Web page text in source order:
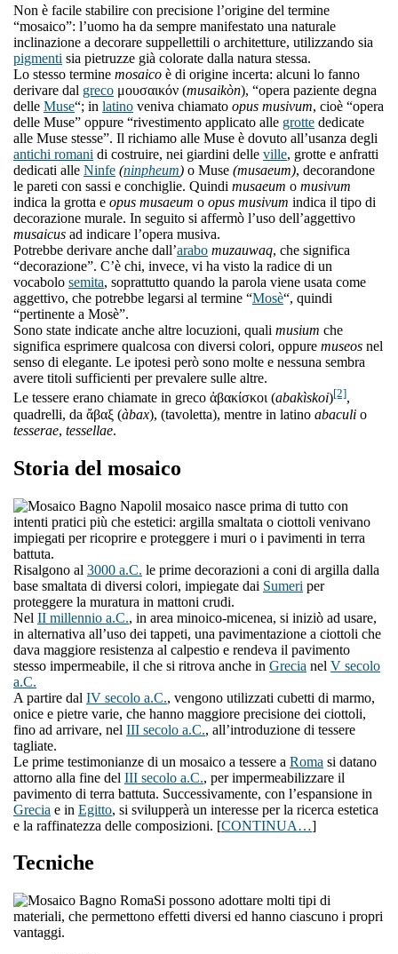
Non è facile stabilire con precisione l’origine del termine
“mosaico”: l’uomo ha da sempre manifestato una naturale
inclinazione a decorare suppellettili o architetture, utilizzando sia
pigmenti sia pietruzze già colorate dalla natura stessa.
Lo stesso termine mosaico è di origine incerta: alcuni lo fanno
derivare dal greco μουσαικόν (musaikòn), “opera paziente degna
delle Muse“; in latino veniva chiamato opus musivum, cioè “opera
delle Muse” oppure “rivestimento applicato alle grotte dedicate
alle Muse stesse”. Il richiamo alle Muse è dovuto all’usanza degli
antichi romani di costruire, nei giardini delle ville, grotte e anfratti
dedicati alle Ninfe (ninpheum) o Muse (musaeum), decorandone
le pareti con sassi e conchiglie. Quindi musaeum o musivum
indica la grotta e opus musaeum o opus musivum indica il tipo di
decorazione murale. In seguito si affermò l’uso dell’aggettivo
musaicus ad indicare l’opera musiva.
Potrebbe derivare anche dall’arabo muzauwaq, che significa
“decorazione”. C’è chi, invece, vi ha visto la radice di un
vocabolo semita, soprattutto quando la parola viene usata come
aggettivo, che potrebbe legarsi al termine “Mosè“, quindi
“pertinente a Mosè”.
Sono state indicate anche altre locuzioni, quali musium che
significa esprimere qualcosa con diversi colori, oppure museos nel
senso di elegante. Le ipotesi però sono molte e nessuna sembra
avere titoli sufficienti per prevalere sulle altre.
Le tessere erano chiamate in greco ἀβακίσκοι (abakìskoi)[2],
quadrelli, da ἄβαξ (àbax), (tavoletta), mentre in latino abaculi o
tesserae, tessellae.
Storia del mosaico
l mosaico nasce prima di tutto con
intenti pratici più che estetici: argilla smaltata o ciottoli venivano
impiegati per ricoprire e proteggere i muri o i pavimenti in terra
battuta.
Risalgono al 3000 a.C. le prime decorazioni a coni di argilla dalla
base smaltata di diversi colori, impiegate dai Sumeri per
proteggere la muratura in mattoni crudi.
Nel II millennio a.C., in area minoico-micenea, si iniziò ad usare,
in alternativa all’uso dei tappeti, una pavimentazione a ciottoli che
dava maggiore resistenza al calpestio e rendeva il pavimento
stesso impermeabile, il che si ritrova anche in Grecia nel V secolo
a.C.
A partire dal IV secolo a.C., vengono utilizzati cubetti di marmo,
onice e pietre varie, che hanno maggiore precisione dei ciottoli,
fino ad arrivare, nel III secolo a.C., all’introduzione di tessere
tagliate.
Le prime testimonianze di un mosaico a tessere a Roma si datano
attorno alla fine del III secolo a.C., per impermeabilizzare il
pavimento di terra battuta. Successivamente, con l’espansione in
Grecia e in Egitto, si svilupperà un interesse per la ricerca estetica
e la raffinatezza delle composizioni. [CONTINUA…]
Tecniche
Si possono adottare molti tipi di
materiali, che permettono effetti diversi ed hanno ciascuno i propri
vantaggi.